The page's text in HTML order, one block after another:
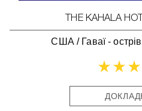
THE KAHALA
США/ Гаваї -